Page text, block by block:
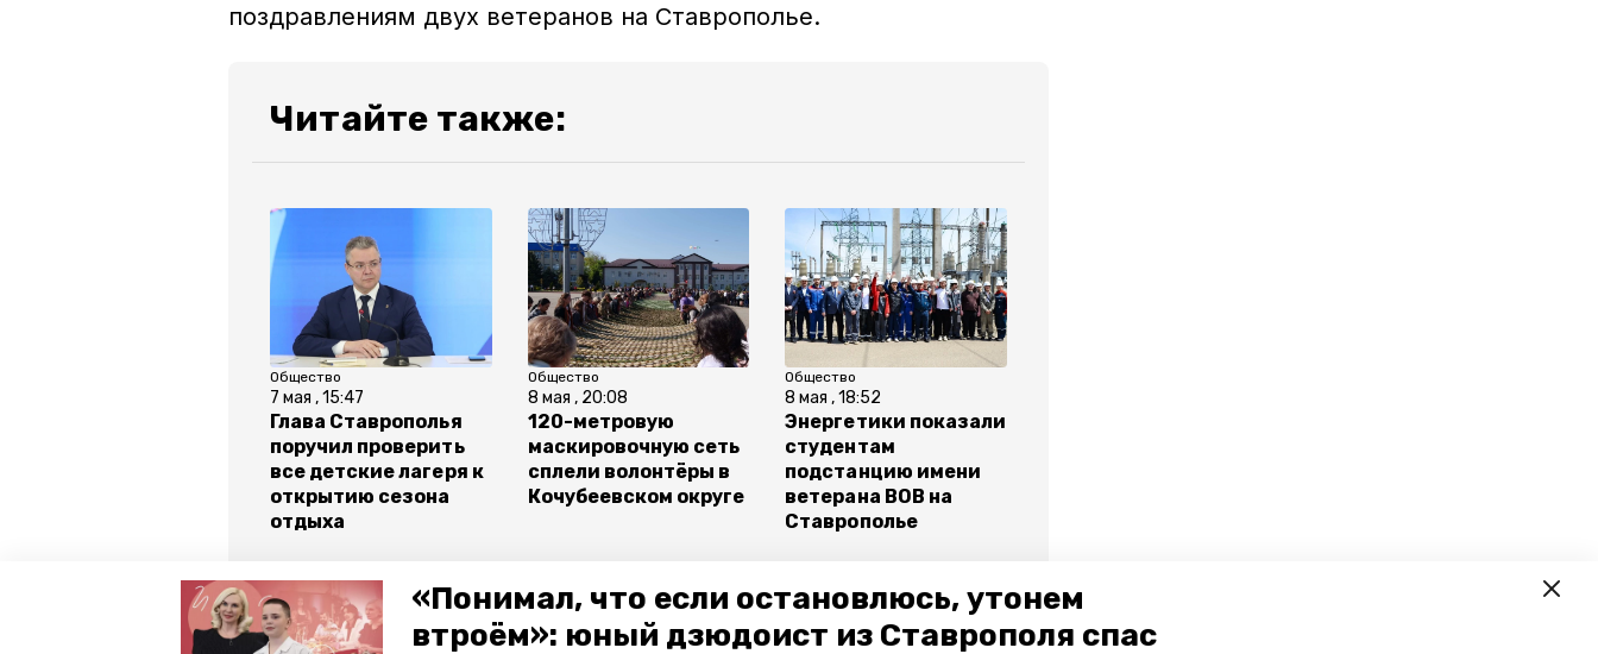
«Понимал, что если остановлюсь, утонем
втроём»: юный дзюдоист из Ставрополя спас
поздравлениям двух ветеранов на Ставрополье.
Читайте также:
Общество
7 мая , 15:47
Глава Ставрополья
поручил проверить
все детские лагеря к
открытию сезона
отдыха
Общество
8 мая , 20:08
120-метровую
маскировочную сеть
сплели волонтёры в
Кочубеевском округе
Общество
8 мая , 18:52
Энергетики показали
студентам
подстанцию имени
ветерана ВОВ на
Ставрополье
Все новости